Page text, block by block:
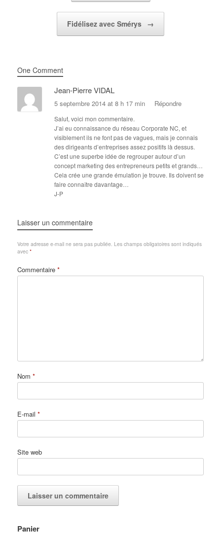
Fidélisez avec Smérys →
One Comment
Jean-Pierre VIDAL
5 septembre 2014 at 8 h 17 min Répondre
Salut, voici mon commentaire.
J’ai eu connaissance du réseau Corporate NC, et
visiblement ils ne font pas de vagues, mais je connais
des dirigeants d’entreprises assez positifs là dessus.
C’est une superbe idée de regrouper autour d’un
concept marketing des entrepreneurs petits et grands…
Cela crée une grande émulation je trouve. Ils doivent se
faire connaître davantage…
J-P
Laisser un commentaire
Votre adresse e-mail ne sera pas publiée. Les champs obligatoires sont indiqués
avec *
Commentaire *
Nom *
E-mail *
Site web
Panier